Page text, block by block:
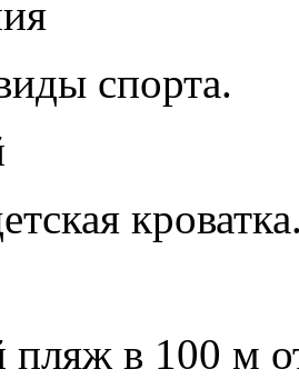
спорта.
в 100 м